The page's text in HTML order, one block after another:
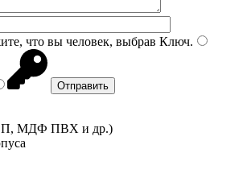
что вы человек, выбрав Ключ.
МДФ ПВХ и др.)